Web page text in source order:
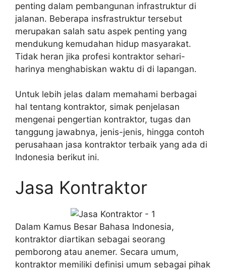
penting dalam pembangunan infrastruktur di
jalanan. Beberapa insfrastruktur tersebut
merupakan salah satu aspek penting yang
mendukung kemudahan hidup masyarakat.
Tidak heran jika profesi kontraktor sehari-
harinya menghabiskan waktu di di lapangan.
Untuk lebih jelas dalam memahami berbagai
hal tentang kontraktor, simak penjelasan
mengenai pengertian kontraktor, tugas dan
tanggung jawabnya, jenis-jenis, hingga contoh
perusahaan jasa kontraktor terbaik yang ada di
Indonesia berikut ini.
Jasa Kontraktor
Dalam Kamus Besar Bahasa Indonesia,
kontraktor diartikan sebagai seorang
pemborong atau anemer. Secara umum,
kontraktor memiliki definisi umum sebagai pihak